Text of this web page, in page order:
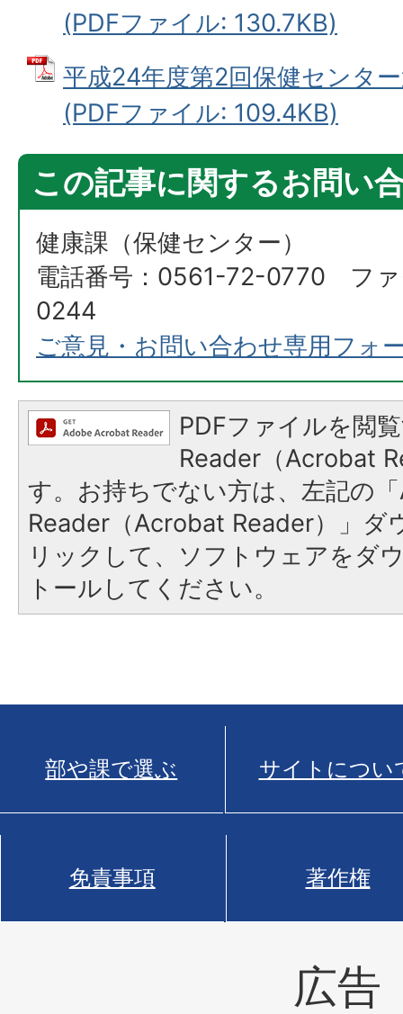
(PDFファイル: 130.7KB)
平成24年度第2回保健センタ
(PDFファイル: 109.4KB)
この記事に関するお問い
健康課（保健センター）
電話番号：0561-72-0770 フ
0244
ご意見・お問い合わせ専用フォ
PDFファイルを閲
Reader（Acrobat
す。お持ちでない方は、左記の
Reader（Acrobat Reader）」ダ
リックして、ソフトウェアをダ
トールしてください。
部や課で選ぶ サイトについ
免責事項 著作権
広告